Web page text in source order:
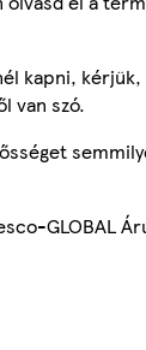
kapni, kérjük,
van szó.
GLOBAL